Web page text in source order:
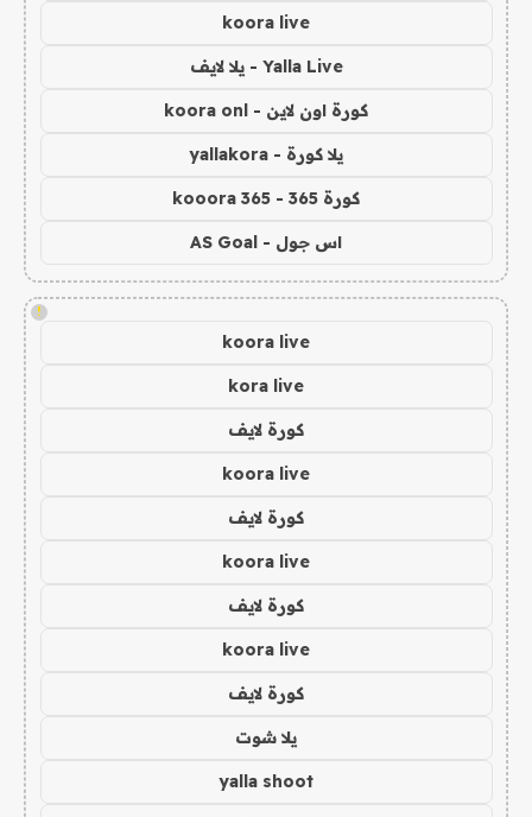
koora live
Yalla Live - يلا لايف
كورة اون لاين - koora onl
يلا كورة - yallakora
كورة 365 - kooora 365
اس جول - AS Goal
!
koora live
kora live
كورة لايف
koora live
كورة لايف
koora live
كورة لايف
koora live
كورة لايف
يلا شوت
yalla shoot